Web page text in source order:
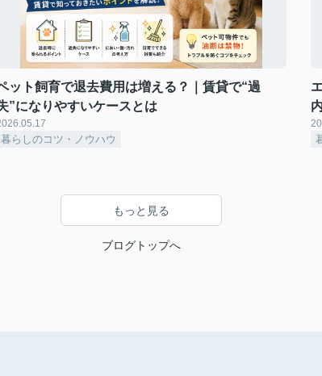
ット飼育で退去費用は増える？｜賃貸で“過
”になりやすいケースとは
暮らしのコツ・ノウハウ
もっと見る
ブログトップへ